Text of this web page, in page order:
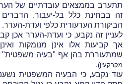
תתערב בממצאים עובדתיים של
זה בבחינת כלל בל-יעבור.
הביקורת הערעורית כלפי ועדת-הערר.
לעניין זה נקבע, כי ועדת-הערר אכן
אך קביעות אלו אינן מנומקות
שמתעוררת בהן אף "בעיה משפטית"
מקרקעין).
עוד נקבע, כי הבעיה המשפטית